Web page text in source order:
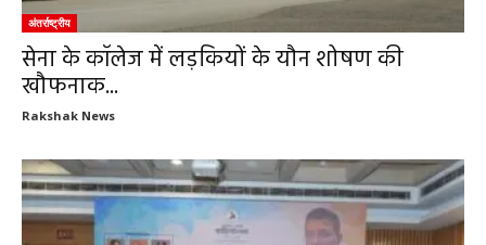
अंतर्राष्ट्रीय
सेना के कॉलेज में लड़कियों के यौन शोषण की
खौफनाक...
Rakshak News